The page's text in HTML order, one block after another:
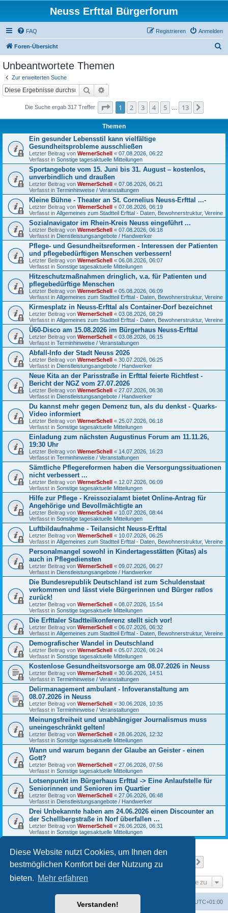
Diese Website nutzt Cookies, um Ihnen den
bestmöglichen Komfort bei der Nutzung zu
bieten. Mehr erfahren
Verstanden!
Neuss Erfttal Bürgerforum
FAQ Anmelden
Registrieren
Foren-Übersicht
Unbeantwortete Themen
Zur erweiterten Suche
Suche
Die Suche ergab 317 Treffer Seite von
1 2 3 4 5 13
Themen
Ein gesunder Lebensstil kann vielfältige
Gesundheitsprobleme ausschließen
Letzter Beitrag von WernerSchell « 07.08.2026, 06:22
Verfasst in Sonstige tagesaktuelle Mitteilungen
Sportangebote vom 15. Juni bis 31. August – kostenlos,
unverbindlich und draußen
Letzter Beitrag von WernerSchell « 07.08.2026, 06:21
Verfasst in Terminhinweise / Veranstaltungen
Kleine Bühne - Theater an St. Cornelius Neuss-Erfttal ...-
Letzter Beitrag von WernerSchell « 07.08.2026, 06:19
Verfasst in Allgemeines zum Stadtteil Erfttal - Daten, Bewohnerstruktur, Vereine
Sozialnavigator im Rhein-Kreis Neuss eingeführt ...
Letzter Beitrag von WernerSchell « 07.08.2026, 06:18
Verfasst in Dienstleistungsangebote / Handwerker
Pflege- und Gesundheitsreformen - Interessen der Patienten
und pflegebedürftigen Menschen verbessern!
Letzter Beitrag von WernerSchell « 06.08.2026, 06:07
Verfasst in Sonstige tagesaktuelle Mitteilungen
Hitzeschutzmaßnahmen dringlich, v.a. für Patienten und
pflegebedürftige Menschen
Letzter Beitrag von WernerSchell « 05.08.2026, 06:09
Verfasst in Allgemeines zum Stadtteil Erfttal - Daten, Bewohnerstruktur, Vereine
Kirmesplatz in Neuss-Erfttal als Container-Dorf bezeichnet
Letzter Beitrag von WernerSchell « 03.08.2026, 08:29
Verfasst in Allgemeines zum Stadtteil Erfttal - Daten, Bewohnerstruktur, Vereine
Ü60-Disco am 15.08.2026 im Bürgerhaus Neuss-Erfttal
Letzter Beitrag von WernerSchell « 03.08.2026, 06:15
Verfasst in Terminhinweise / Veranstaltungen
Abfall-Info der Stadt Neuss 2026
Letzter Beitrag von WernerSchell « 30.07.2026, 06:25
Verfasst in Dienstleistungsangebote / Handwerker
Neue Kita an der Parisstraße in Erfttal feierte Richtfest -
Bericht der NGZ vom 27.07.2026
Letzter Beitrag von WernerSchell « 27.07.2026, 06:38
Verfasst in Dienstleistungsangebote / Handwerker
Du kannst mehr gegen Demenz tun, als du denkst - Quarks-
Video informiert
Letzter Beitrag von WernerSchell « 25.07.2026, 06:18
Verfasst in Sonstige tagesaktuelle Mitteilungen
Einladung zum nächsten Augustinus Forum am 11.11.26,
19:30 Uhr
Letzter Beitrag von WernerSchell « 14.07.2026, 16:23
Verfasst in Terminhinweise / Veranstaltungen
Sämtliche Pflegereformen haben die Versorgungssituationen
nicht verbessert ...
Letzter Beitrag von WernerSchell « 12.07.2026, 06:09
Verfasst in Sonstige tagesaktuelle Mitteilungen
Hilfe zur Pflege - Kreissozialamt bietet Online-Antrag für
Angehörige und Bevollmächtigte an
Letzter Beitrag von WernerSchell « 10.07.2026, 08:44
Verfasst in Sonstige tagesaktuelle Mitteilungen
Luftbildaufnahme - Teilansicht Neuss-Erfttal
Letzter Beitrag von WernerSchell « 10.07.2026, 06:25
Verfasst in Allgemeines zum Stadtteil Erfttal - Daten, Bewohnerstruktur, Vereine
Personalmangel sowohl in Kindertagesstätten (Kitas) als
auch in Pflegediensten
Letzter Beitrag von WernerSchell « 09.07.2026, 06:27
Verfasst in Dienstleistungsangebote / Handwerker
Die Bundesrepublik Deutschland ist zum Schuldenstaat
verkommen und lässt viele Bürgerinnen und Bürger ratlos
zurück!
Letzter Beitrag von WernerSchell « 08.07.2026, 15:54
Verfasst in Sonstige tagesaktuelle Mitteilungen
Die Erfttaler Stadtteilkonferenz stellt sich vor!
Letzter Beitrag von WernerSchell « 06.07.2026, 06:32
Verfasst in Allgemeines zum Stadtteil Erfttal - Daten, Bewohnerstruktur, Vereine
Demografischer Wandel in Deutschland
Letzter Beitrag von WernerSchell « 05.07.2026, 06:24
Verfasst in Sonstige tagesaktuelle Mitteilungen
Kostenlose Gesundheitsvorsorge am 08.07.2026 in Neuss
Letzter Beitrag von WernerSchell « 30.06.2026, 14:51
Verfasst in Terminhinweise / Veranstaltungen
Delirmanagement ambulant - Infoveranstaltung am
08.07.2026 in Neuss
Letzter Beitrag von WernerSchell « 30.06.2026, 10:35
Verfasst in Terminhinweise / Veranstaltungen
Meinungsfreiheit und unabhängiger Journalismus muss
uneingeschränkt gelten!
Letzter Beitrag von WernerSchell « 28.06.2026, 12:32
Verfasst in Sonstige tagesaktuelle Mitteilungen
Wann und warum begann der Glaube an Geister - einen
Gott?
Letzter Beitrag von WernerSchell « 27.06.2026, 07:56
Verfasst in Sonstige tagesaktuelle Mitteilungen
Lotsenpunkt im Bürgerhaus Erfttal -> Eine Anlaufstelle für
Seniorinnen und Senioren im Quartier
Letzter Beitrag von WernerSchell « 27.06.2026, 06:48
Verfasst in Dienstleistungsangebote / Handwerker
Drei Unbekannte haben am 24.06.2026 einen Discounter an
der Schellbergstraße in Norf überfallen ...
Letzter Beitrag von WernerSchell « 26.06.2026, 06:31
Verfasst in Sonstige tagesaktuelle Mitteilungen
Die Suche ergab 317 Treffer Seite1von13
1 2 3 4
Gehe zu
UTC+01:00